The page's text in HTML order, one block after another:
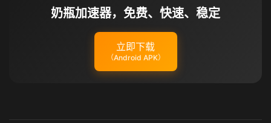
奶瓶加速器，免费、快速、稳定
立即下载
（Android APK）